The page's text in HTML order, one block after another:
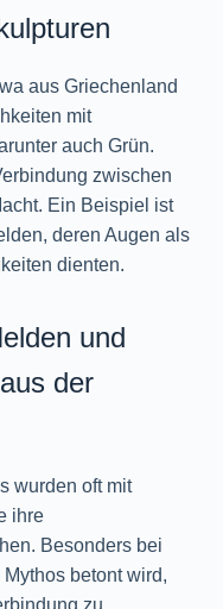
aus Griechenland
mit
auch Grün.
zwischen
Ein Beispiel ist
deren Augen als
dienten.
und
der
wurden oft mit
ihre
Besonders bei
betont wird,